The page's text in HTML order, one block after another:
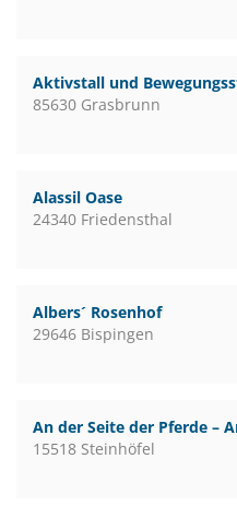
Aktivstall und
85630 Grasbrunn
Alassil Oase
24340 Friedensthal
Albers´ Rosenhof
29646 Bispingen
An der Seite der Pferde –
15518 Steinhöfel